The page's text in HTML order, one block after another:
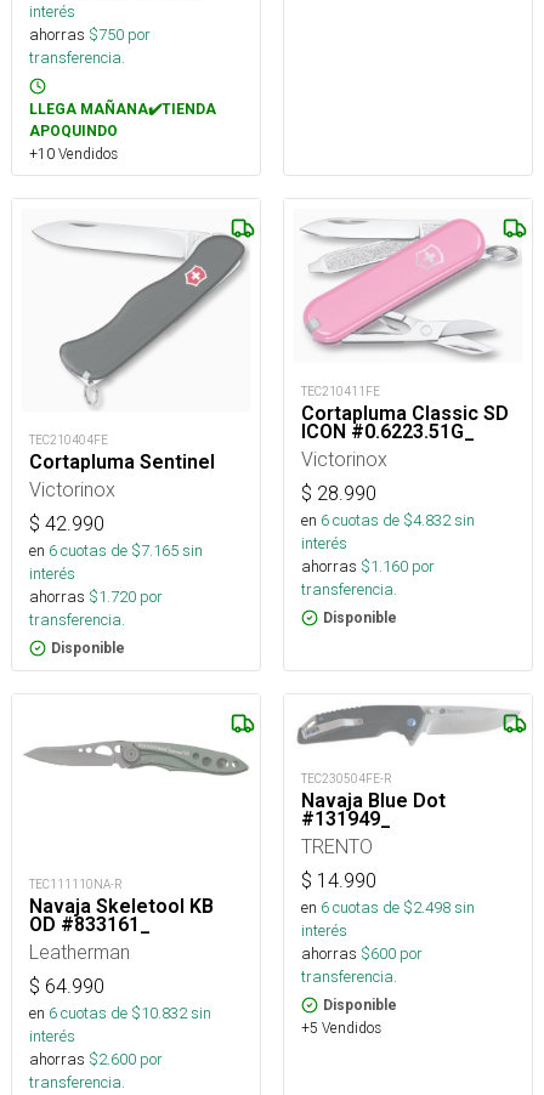
interés
ahorras $750 por
transferencia.
LLEGA MAÑANA✔️TIENDA
APOQUINDO
+10 Vendidos
TEC210404FE
Cortapluma Sentinel
Victorinox
$ 42.990
en 6cuotas de $7.165sin
interés
ahorras $1.720 por
transferencia.
Disponible
TEC210411FE
Cortapluma Classic SD
ICON #0.6223.51G_
Victorinox
$ 28.990
en 6cuotas de $4.832sin
interés
ahorras $1.160 por
transferencia.
Disponible
TEC111110NA-R
Navaja Skeletool KB
OD #833161_
Leatherman
$ 64.990
en 6cuotas de $10.832sin
interés
ahorras $2.600 por
transferencia.
TEC230504FE-R
Navaja Blue Dot
#131949_
TRENTO
$ 14.990
en 6cuotas de $2.498sin
interés
ahorras $600 por
transferencia.
Disponible
+5 Vendidos